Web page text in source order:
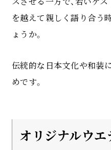
を越えて親しく語り合う
ょうか。
伝統的な日本文化や和装
めです。
オリジナルウ